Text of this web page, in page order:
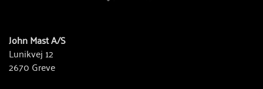
John Mast A/S
Lunikvej 12
2670 Greve